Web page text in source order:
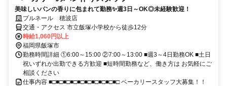
美味しいパンの香りに包まれて勤務✨週3日～OK◎未経験歓迎！
プルネール 穂波店
交通・アクセス 市立飯塚小学校から徒歩12分
時給1,060円以上
福岡県飯塚市
勤務時間詳細 ①6:00～15:00 ②7:00～13:00 ■週3～4日勤務OK ■土日
祝いずれか出勤できる方歓迎 ■短時間勤務など、働き方は お気軽にご
相談ください
仕事内容 ■□■□■□■□■□■□■□■□■□■□ ベーカリースタッフ大募集！！